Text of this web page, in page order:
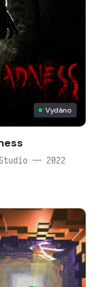
Vydáno
— 2022